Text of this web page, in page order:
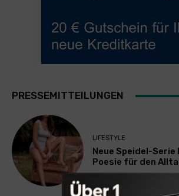
PRESSEMITTEILUNGEN
LIFESTYLE
Neue Speidel-Serie
Poesie für den